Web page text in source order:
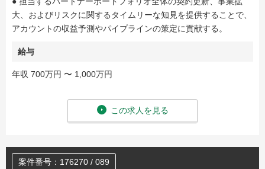
大、およびリスクに関するタイムリーな知見を提供することで、
アカウントの収益予測やパイプラインの策定に貢献する。
給与
年収 700万円 〜 1,000万円
この求人を見る
案件番号：176270 / 089